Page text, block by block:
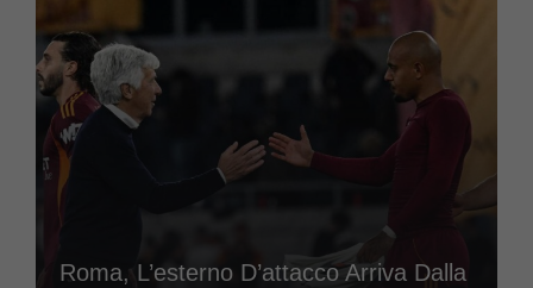
Roma, L’esterno D’attacco Arriva Dalla